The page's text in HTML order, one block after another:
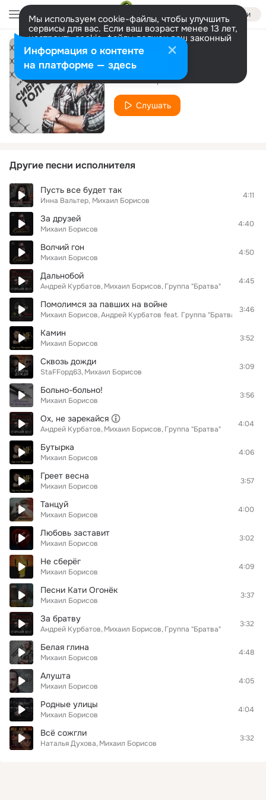
Войти
Мы используем cookie-файлы, чтобы улучшить
сервисы для вас. Если ваш возраст менее 13 лет,
настроить cookie-файлы должен ваш законный
представитель. Больше информации
Разрешить все Настроить
Жизнь вне закона
Михаил Борисов
Слушать
Другие песни исполнителя
Пусть все будет так
Инна Вальтер, Михаил Борисов
4:11
За друзей
Михаил Борисов
4:40
Волчий гон
Михаил Борисов
4:50
Дальнобой
Андрей Курбатов Михаил Борисов Группа "Братва"
4:45
Помолимся за павших на войне
Михаил Борисов Андрей Курбатов feat. Группа "Братва"
3:46
Камин
Михаил Борисов
3:52
Сквозь дожди
StaFFорд63 Михаил Борисов
3:09
Больно-больно!
Михаил Борисов
3:56
Ох, не зарекайся
Андрей Курбатов Михаил Борисов Группа "Братва"
4:04
Бутырка
Михаил Борисов
4:06
Греет весна
Михаил Борисов
3:57
Танцуй
Михаил Борисов
4:00
Любовь заставит
Михаил Борисов
3:02
Не сберёг
Михаил Борисов
4:09
Песни Кати Огонёк
Михаил Борисов
3:37
За братву
Андрей Курбатов Михаил Борисов Группа "Братва"
3:32
Белая глина
Михаил Борисов
4:48
Алушта
Михаил Борисов
4:05
Родные улицы
Михаил Борисов
4:04
Всё сожгли
Наталья Духова Михаил Борисов
3:32
Информация о контенте
на платформе — здесь